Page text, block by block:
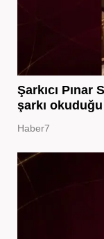
Şarkıcı
şarkı okuduğu
Haber7